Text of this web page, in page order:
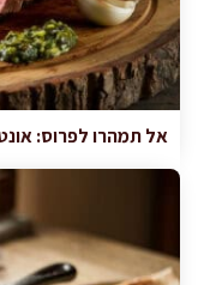
אל תמהרו לפרוס: